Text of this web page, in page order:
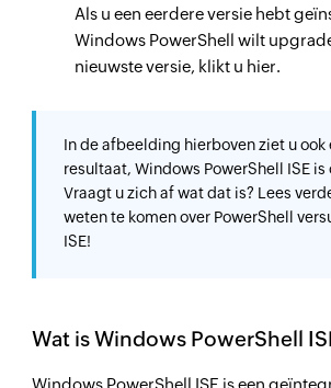
Als u een eerdere versie hebt
Windows PowerShell wilt
nieuwste versie, klikt u hier.
In de afbeelding hierboven ziet u ook
resultaat, Windows PowerShell ISE
Vraagt u zich af wat dat is? Lees
weten te komen over PowerShell
ISE!
Wat is Windows PowerShell